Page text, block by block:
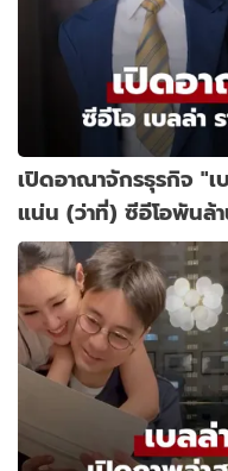
เปิดอาณาจักรธุรกิจ "
แน่น (ว่าที่) ซีอีโอพันล้